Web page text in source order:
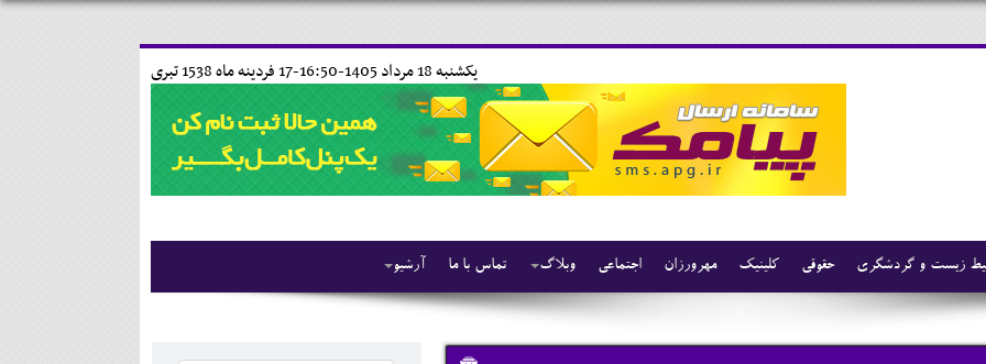
17 فردينه ماه 1538 تبری يکشنبه 18 مرداد 1405-16:50-
آرشیو تماس با ما وبلاگ اجتماعی مهرورزان کلینیک حقوقی زیست و گردشگری